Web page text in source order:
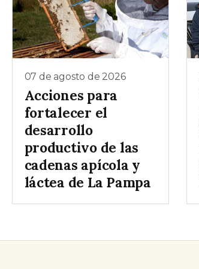
07 de agosto de 2026
Acciones para
fortalecer el
desarrollo
productivo de las
cadenas apícola y
láctea de La Pampa